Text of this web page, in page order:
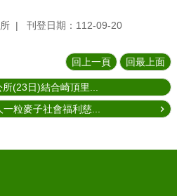
刊登日期：112-09-20
回上一頁 回最上面
所(23日)結合崎頂里...
一粒麥子社會福利慈...